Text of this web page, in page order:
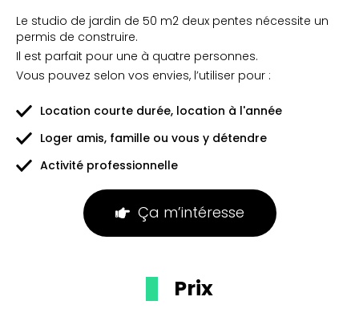
Le studio de jardin de 50 m2 deux pentes nécessite un
permis de construire.
Il est parfait pour une à quatre personnes.
Vous pouvez selon vos envies, l’utiliser pour :
Location courte durée, location à l'année
Loger amis, famille ou vous y détendre
Activité professionnelle
Ça m’intéresse
Prix